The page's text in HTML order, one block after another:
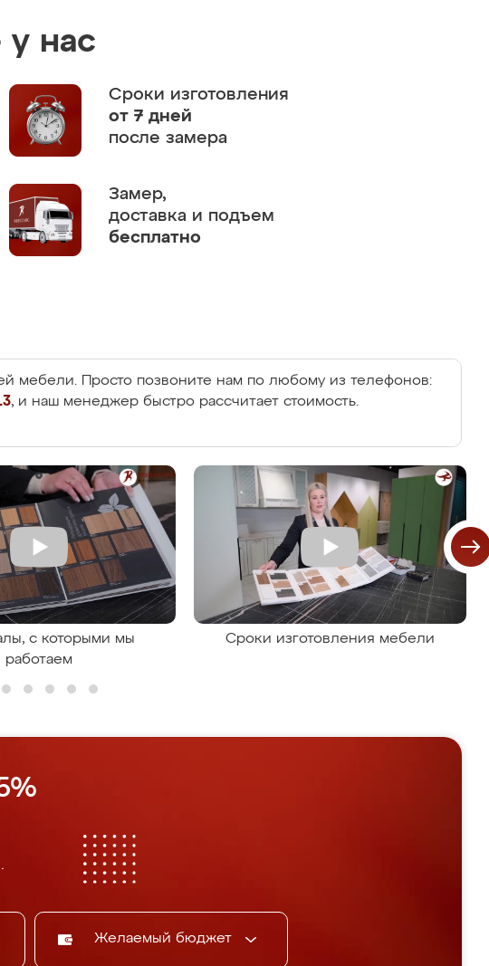
у нас
Сроки изготовления
от 7 дней
после замера
Замер,
доставка и подъем
бесплатно
мебели. Просто позвоните нам по любому из телефонов:
, и наш менеджер быстро рассчитает стоимость.
с которыми мы
работаем
Сроки изготовления мебели
Желаемый бюджет